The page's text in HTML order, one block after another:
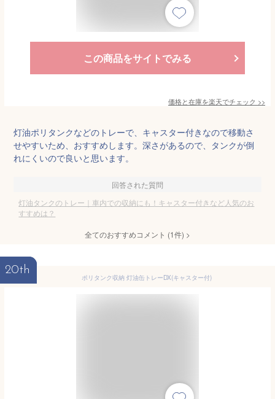
この商品をサイトでみる
価格と在庫を楽天でチェック >>
灯油ポリタンクなどのトレーで、キャスター付きなので移動さ
せやすいため、おすすめします。深さがあるので、タンクが倒
れにくいので良いと思います。
回答された質問
灯油タンクのトレー｜車内での収納にも！キャスター付きなど人気のお
すすめは？
全てのおすすめコメント (1件) >
20th
ポリタンク収納 灯油缶トレーDX(キャスター付)